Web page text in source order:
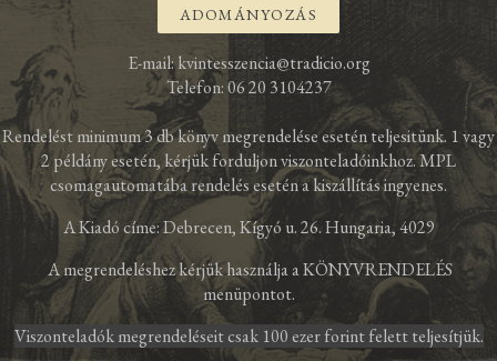
ADOMÁNYOZÁS
E-mail: kvintesszencia@tradicio.org
Telefon: 06 20 3104237
Rendelést minimum 3 db könyv megrendelése esetén teljesitünk. 1 vagy
2 példány esetén, kérjük forduljon viszonteladóinkhoz. MPL
csomagautomatába rendelés esetén a kiszállítás ingyenes.
A Kiadó címe: Debrecen, Kígyó u. 26. Hungaria, 4029
A megrendeléshez kérjük használja a KÖNYVRENDELÉS
menüpontot.
Viszonteladók megrendeléseit csak 100 ezer forint felett teljesítjük.